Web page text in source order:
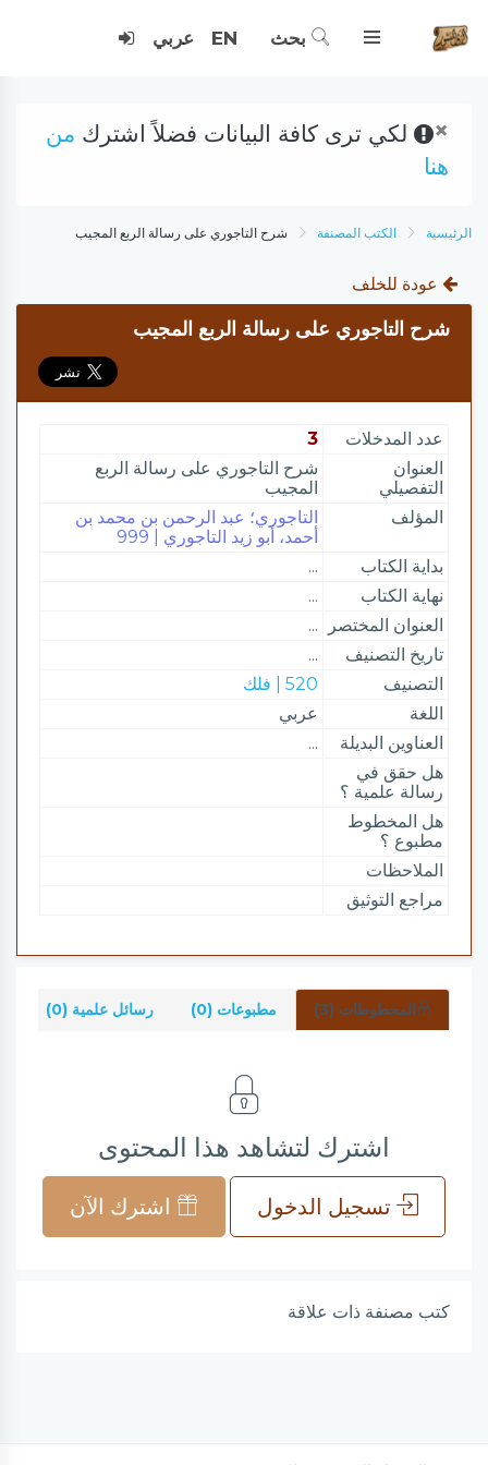
بحث EN عربي
× لكي ترى كافة البيانات فضلاً اشترك من
هنا
الرئيسية الكتب المصنفة شرح التاجوري على رسالة الربع المجيب
عودة للخلف
شرح التاجوري على رسالة الربع المجيب
عدد المدخلات
3
العنوان
التفصيلي
شرح التاجوري على رسالة الربع
المجيب
المؤلف
التاجوري؛ عبد الرحمن بن محمد بن
أحمد، أبو زيد التاجوري | 999
بداية الكتاب
...
نهاية الكتاب
...
العنوان المختصر
...
تاريخ التصنيف
...
التصنيف
520 | فلك
اللغة
عربي
العناوين البديلة
...
هل حقق في
رسالة علمية ؟
هل المخطوط
مطبوع ؟
الملاحظات
مراجع التوثيق
المخطوطات (3) مطبوعات (0) رسائل علمية (0)
اشترك لتشاهد هذا المحتوى
تسجيل الدخول اشترك الآن
كتب مصنفة ذات علاقة